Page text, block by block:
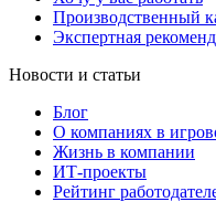
Производственный
Экспертная
Новости и статьи
Блог
О компаниях в
Жизнь в компании
ИТ-проекты
Рейтинг